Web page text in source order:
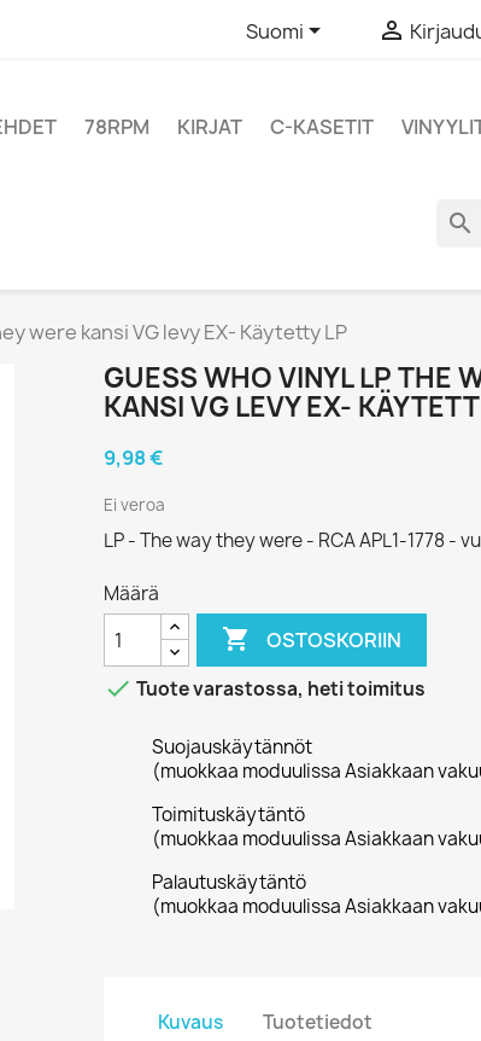
Suomi 
78RPM KIRJAT C-KASETIT
search
were kansi VG levy EX- Käytetty LP
GUESS WHO VINYL LP THE
KANSI VG LEVY EX-
9,98 €
Ei veroa
LP - The way they were - RCA APL1-1778 -
Määrä
 OSTOSKORIIN
 Tuote varastossa, heti toimitus
Suojauskäytännöt
(muokkaa moduulissa Asiakkaan
Toimituskäytäntö
(muokkaa moduulissa Asiakkaan
Palautuskäytäntö
(muokkaa moduulissa Asiakkaan
Kuvaus Tuotetiedot